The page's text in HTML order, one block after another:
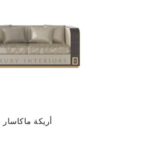
أريكة ماكاسار